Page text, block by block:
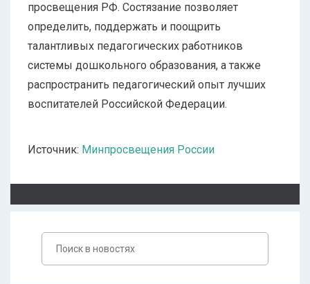
просвещения РФ. Состязание позволяет
определить, поддержать и поощрить
талантливых педагогических работников
системы дошкольного образования, а также
распространить педагогический опыт лучших
воспитателей Российской Федерации.
Источник: Минпросвещения России